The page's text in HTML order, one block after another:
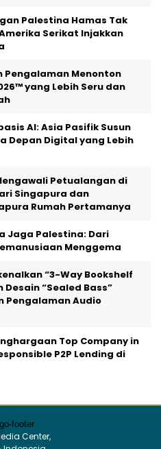
Palestina Hamas Tak
Serikat Injakkan
Pengalaman Menonton
yang Lebih Seru dan
AI: Asia Pasifik Susun
Depan Digital yang Lebih
Petualangan di
Singapura dan
Rumah Pertamanya
Jaga Palestina: Dari
Menggema
“3-Way Bookshelf
“Sealed Bass”
Pengalaman Audio
Top Company in
P2P Lending di
Center,